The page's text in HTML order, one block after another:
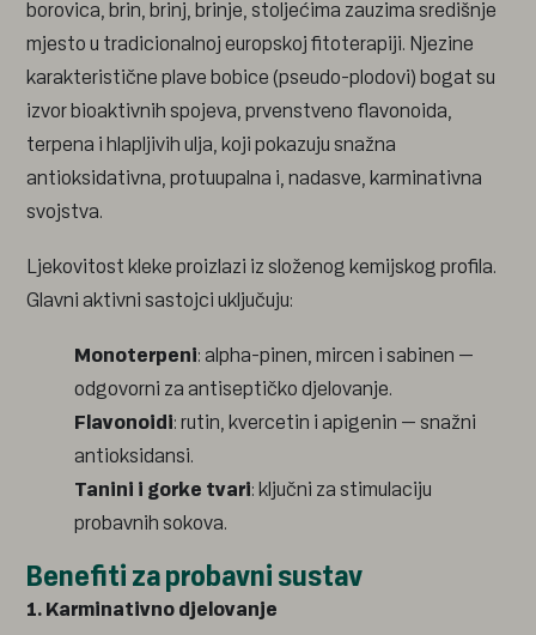
borovica, brin, brinj, brinje, stoljećima zauzima središnje
mjesto u tradicionalnoj europskoj fitoterapiji. Njezine
karakteristične plave bobice (pseudo-plodovi) bogat su
izvor bioaktivnih spojeva, prvenstveno flavonoida,
terpena i hlapljivih ulja, koji pokazuju snažna
antioksidativna, protuupalna i, nadasve, karminativna
svojstva.
Ljekovitost kleke proizlazi iz složenog kemijskog profila.
Glavni aktivni sastojci uključuju:
Monoterpeni: alpha-pinen, mircen i sabinen –
odgovorni za antiseptičko djelovanje.
Flavonoidi: rutin, kvercetin i apigenin – snažni
antioksidansi.
Tanini i gorke tvari: ključni za stimulaciju
probavnih sokova.
Benefiti za probavni sustav
1. Karminativno djelovanje